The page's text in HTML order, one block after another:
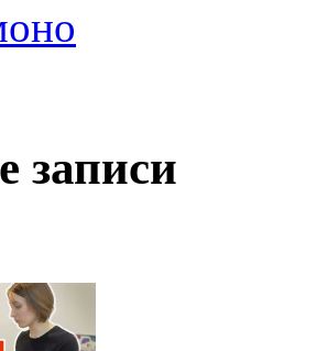
записи